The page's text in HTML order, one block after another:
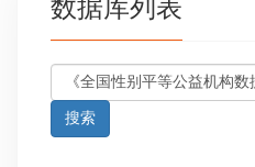
数据库列表